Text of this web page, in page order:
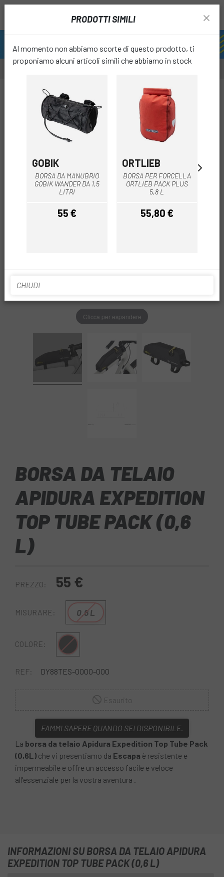
Clicca per espandere
BORSA DA TELAIO
APIDURA EXPEDITION
TOP TUBE PACK (0,6
L)
PREZZO: 55 €
MISURARE: 0,6 L
COLORE: Nero giallo
REF: DY88TES-0000-000
FAMMI SAPERE QUANDO SEI DISPONIBILE.
PRODOTTI SIMILI
Al momento non abbiamo scorte di questo prodotto, ti
proponiamo alcuni articoli simili che abbiamo in stock
GOBIK
BORSA DA MANUBRIO
GOBIK WANDER DA 1,5
LITRI
Prezzo
55 €
ORTLIEB
BORSA PER FORCELLA
ORTLIEB PACK PLUS
5,8 L
Prezzo
55,80 €
CHIUDI
La borsa da telaio Apidura Expedition Top Tube Pack
(0,6L) che vi presentiamo da Escapa è resistente e
impermeabile e offre un accesso facile e veloce
all'essenziale per la vostra aventura .
INFORMAZIONI SU BORSA DA TELAIO APIDURA
EXPEDITION TOP TUBE PACK (0,6 L)